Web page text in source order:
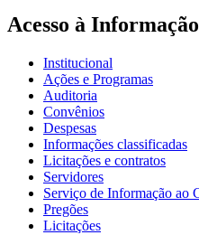
Acesso à Informação
Institucional
Ações e Programas
Auditoria
Convênios
Despesas
Informações classificadas
Licitações e contratos
Servidores
Serviço de Informação ao
Pregões
Licitações